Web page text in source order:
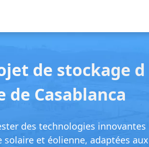
de stockage d
de Casablanca
des technologies innovantes
solaire et éolienne, adaptées aux